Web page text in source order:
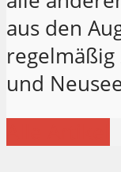
aus den
regelmäßig
und